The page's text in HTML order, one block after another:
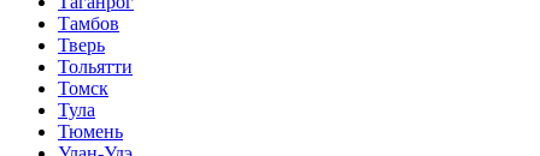
Тамбов
Тверь
Тольятти
Томск
Тула
Тюмень